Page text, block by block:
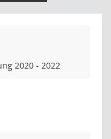
2020 - 2022